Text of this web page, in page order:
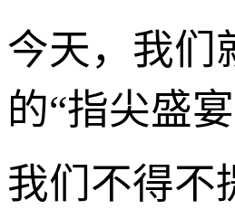
今天，我们
的“指尖盛宴
我们不得不